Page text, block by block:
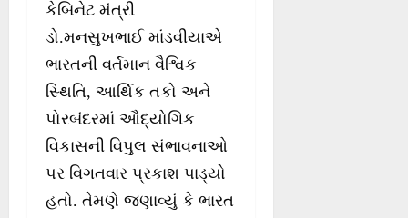
કેબિનેટ મંત્રી
ડો.મનસુખભાઈ માંડવીયાએ
ભારતની વર્તમાન વૈશ્વિક
સ્થિતિ, આર્થિક તકો અને
પોરબંદરમાં ઔદ્યોગિક
વિકાસની વિપુલ સંભાવનાઓ
પર વિગતવાર પ્રકાશ પાડ્યો
હતો. તેમણે જણાવ્યું કે ભારત